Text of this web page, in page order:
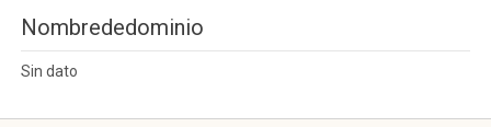
Nombrededominio
Sin dato